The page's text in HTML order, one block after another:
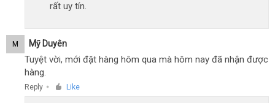
rất uy tín.
M Mỹ Duyên
Tuyệt vời, mới đặt hàng hôm qua mà hôm nay đã nhận được
hàng.
Reply ● Like